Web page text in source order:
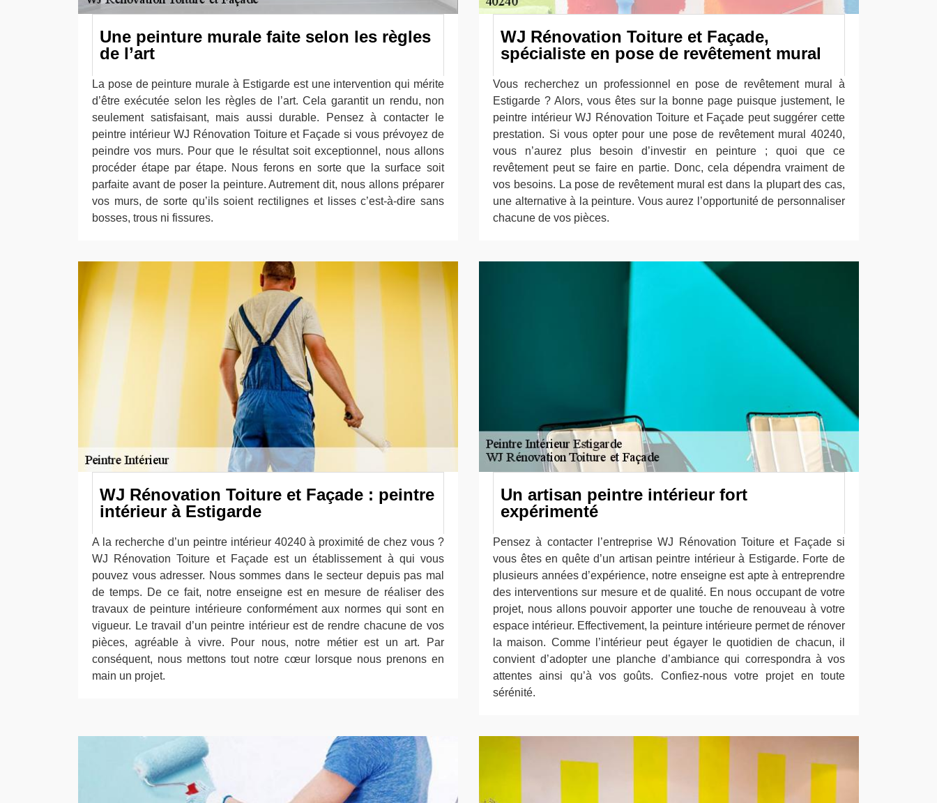
Une peinture murale faite selon les règles
de l’art
La pose de peinture murale à Estigarde est une intervention qui mérite
d’être exécutée selon les règles de l’art. Cela garantit un rendu, non
seulement satisfaisant, mais aussi durable. Pensez à contacter le
peintre intérieur WJ Rénovation Toiture et Façade si vous prévoyez de
peindre vos murs. Pour que le résultat soit exceptionnel, nous allons
procéder étape par étape. Nous ferons en sorte que la surface soit
parfaite avant de poser la peinture. Autrement dit, nous allons préparer
vos murs, de sorte qu’ils soient rectilignes et lisses c’est-à-dire sans
bosses, trous ni fissures.
WJ Rénovation Toiture et Façade,
spécialiste en pose de revêtement mural
Vous recherchez un professionnel en pose de revêtement mural à
Estigarde ? Alors, vous êtes sur la bonne page puisque justement, le
peintre intérieur WJ Rénovation Toiture et Façade peut suggérer cette
prestation. Si vous opter pour une pose de revêtement mural 40240,
vous n’aurez plus besoin d’investir en peinture ; quoi que ce
revêtement peut se faire en partie. Donc, cela dépendra vraiment de
vos besoins. La pose de revêtement mural est dans la plupart des cas,
une alternative à la peinture. Vous aurez l’opportunité de personnaliser
chacune de vos pièces.
WJ Rénovation Toiture et Façade : peintre
intérieur à Estigarde
A la recherche d’un peintre intérieur 40240 à proximité de chez vous ?
WJ Rénovation Toiture et Façade est un établissement à qui vous
pouvez vous adresser. Nous sommes dans le secteur depuis pas mal
de temps. De ce fait, notre enseigne est en mesure de réaliser des
travaux de peinture intérieure conformément aux normes qui sont en
vigueur. Le travail d’un peintre intérieur est de rendre chacune de vos
pièces, agréable à vivre. Pour nous, notre métier est un art. Par
conséquent, nous mettons tout notre cœur lorsque nous prenons en
main un projet.
Un artisan peintre intérieur fort
expérimenté
Pensez à contacter l’entreprise WJ Rénovation Toiture et Façade si
vous êtes en quête d’un artisan peintre intérieur à Estigarde. Forte de
plusieurs années d’expérience, notre enseigne est apte à entreprendre
des interventions sur mesure et de qualité. En nous occupant de votre
projet, nous allons pouvoir apporter une touche de renouveau à votre
espace intérieur. Effectivement, la peinture intérieure permet de rénover
la maison. Comme l’intérieur peut égayer le quotidien de chacun, il
convient d’adopter une planche d’ambiance qui correspondra à vos
attentes ainsi qu’à vos goûts. Confiez-nous votre projet en toute
sérénité.